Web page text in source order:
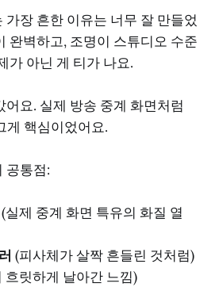
장 흔한 이유는 너무 잘 만들었
완벽하고, 조명이 스튜디오 수준
가 아닌 게 티가 나요.
요. 실제 방송 중계 화면처럼
게 핵심이었어요.
공통점:
(실제 중계 화면 특유의 화질 열
(피사체가 살짝 흔들린 것처럼)
흐릿하게 날아간 느낌)